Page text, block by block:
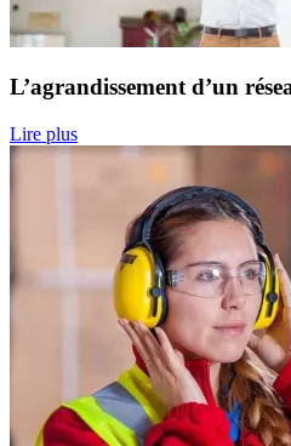
L’agrandissement d’un
Lire plus